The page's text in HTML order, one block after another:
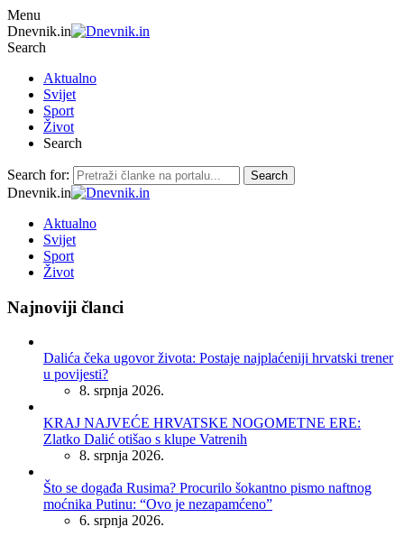
Menu
Dnevnik.in
Search
Aktualno
Svijet
Sport
Život
Search
Search for: Search
Dnevnik.in
Aktualno
Svijet
Sport
Život
Najnoviji članci
Dalića čeka ugovor života: Postaje najplaćeniji hrvatski trener
u povijesti?
8. srpnja 2026.
KRAJ NAJVEĆE HRVATSKE NOGOMETNE ERE:
Zlatko Dalić otišao s klupe Vatrenih
8. srpnja 2026.
Što se događa Rusima? Procurilo šokantno pismo naftnog
moćnika Putinu: “Ovo je nezapamćeno”
6. srpnja 2026.